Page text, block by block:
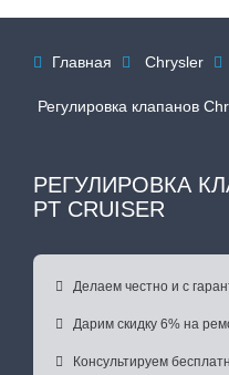
 Главная  Chrysler 
Регулировка клапанов
РЕГУЛИРОВКА
PT CRUISER
 Делаем честно и с
 Дарим скидку 6% на
 Консультируем